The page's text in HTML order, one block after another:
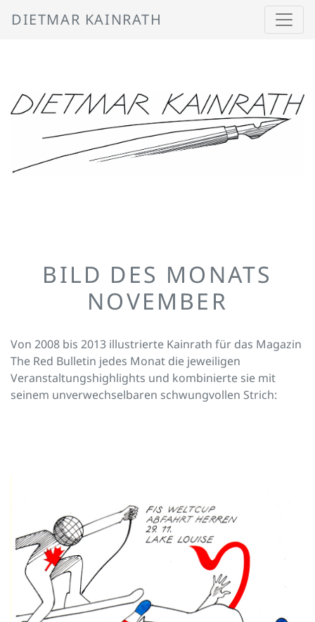
DIETMAR KAINRATH
BILD DES MONATS
NOVEMBER
Von 2008 bis 2013 illustrierte Kainrath für das Magazin
The Red Bulletin jedes Monat die jeweiligen
Veranstaltungshighlights und kombinierte sie mit
seinem unverwechselbaren schwungvollen Strich: